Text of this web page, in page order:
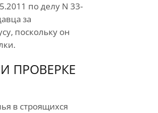
по делу N 33-
за
поскольку он
ПРОВЕРКЕ
в строящихся